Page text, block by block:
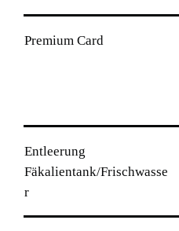
Premium Card
Entleerung
Fäkalientank/Frischwasse
r